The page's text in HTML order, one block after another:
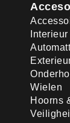
Interieur
Wielen
Hoorns